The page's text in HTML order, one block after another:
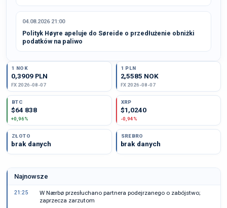
04.08.2026 21:00
Polityk Høyre apeluje do Søreide o przedłużenie obniżki
podatków na paliwo
1 NOK
0,3909 PLN
FX 2026-08-07
1 PLN
2,5585 NOK
FX 2026-08-07
BTC
$64 838
+0,96%
XRP
$1,0240
-0,94%
ZŁOTO
brak danych
SREBRO
brak danych
Najnowsze
21:25
W Nærbø przesłuchano partnera podejrzanego o zabójstwo;
zaprzecza zarzutom